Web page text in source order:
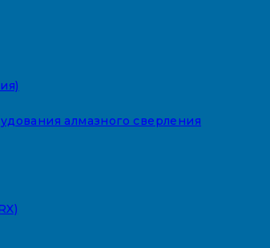
алмазного сверления